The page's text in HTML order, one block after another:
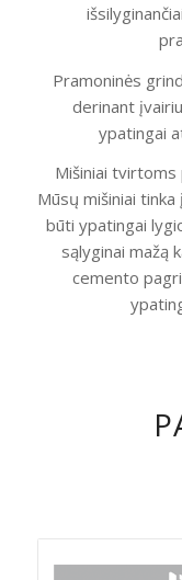
Pramoninės
derinant
ypatingai
Mišiniai tvirtoms
Mūsų mišiniai
būti ypatingai
sąlyginai mažą
cemento